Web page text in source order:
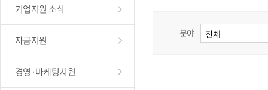
기업지원 소식
자금지원
경영·마케팅지원
분야